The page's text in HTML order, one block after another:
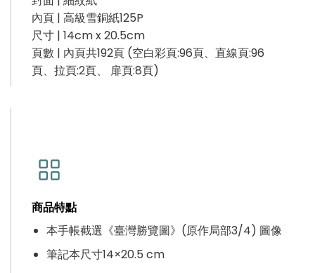
內頁 | 高級雪銅紙125P
尺寸 | 14cm x 20.5cm
頁數 | 內頁共192頁 (空白彩頁:96頁、直線頁:96
頁、拉頁:2頁、 扉頁:8頁)
商品特點
本手帳截選 《臺灣勝覽圖》 (原作局部3/4) 圖像
筆記本尺寸14×20.5 cm